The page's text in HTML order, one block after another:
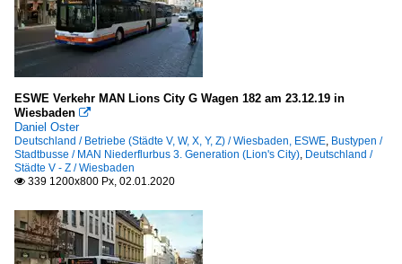
ESWE Verkehr MAN Lions City G Wagen 182 am 23.12.19 in
Wiesbaden 
Daniel Oster
Deutschland / Betriebe (Städte V, W, X, Y, Z) / Wiesbaden, ESWE, Bustypen /
Stadtbusse / MAN Niederflurbus 3. Generation (Lion's City), Deutschland /
Städte V - Z / Wiesbaden
 339 1200x800 Px, 02.01.2020